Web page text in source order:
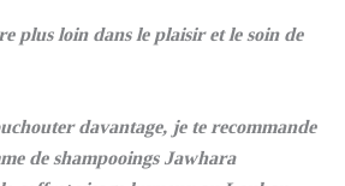
plus loin dans le plaisir et le soin de
davantage, je te recommande
de shampooings Jawhara